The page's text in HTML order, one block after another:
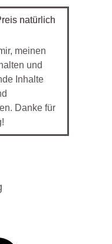
natürlich
meinen
und
Inhalte
Danke für